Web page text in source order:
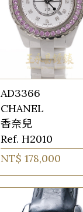
AD3366
CHANEL
香奈兒
Ref. H2010
NT$ 178,000